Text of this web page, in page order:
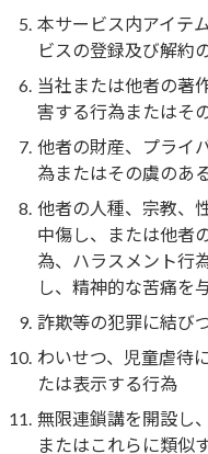
本サービス内アイテ
ビスの登録及び解約
当社または他者の著
害する行為またはそ
他者の財産、プライ
為またはその虞のあ
他者の人種、宗教、
中傷し、または他者
為、ハラスメント行
し、精神的な苦痛を
詐欺等の犯罪に結び
わいせつ、児童虐待
たは表示する行為
無限連鎖講を開設し
またはこれらに類似